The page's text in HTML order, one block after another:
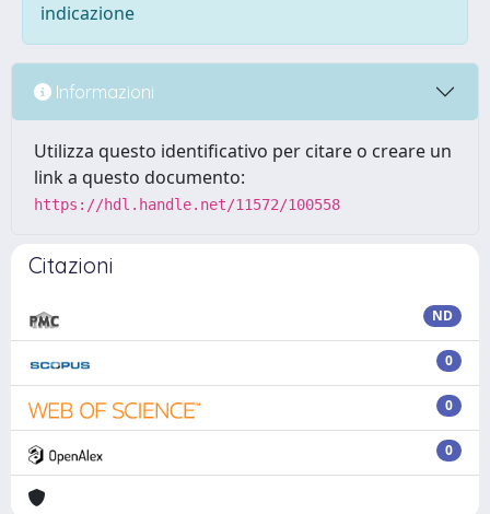
indicazione
Informazioni
Utilizza questo identificativo per citare o creare un
link a questo documento:
https://hdl.handle.net/11572/100558
Citazioni
ND
0
0
0